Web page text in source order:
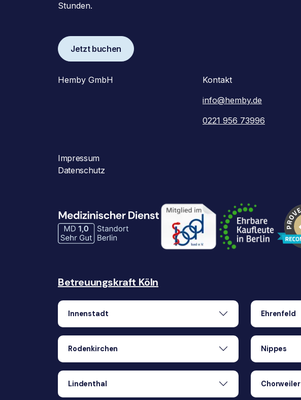
Stunden.
Jetzt buchen
Hemby GmbH
Kontakt
info@hemby.de
0221 956 73996
Impressum
Datenschutz
Betreuungskraft Köln
Innenstadt
Rodenkirchen
Lindenthal
Ehrenfeld
Nippes
Chorweiler